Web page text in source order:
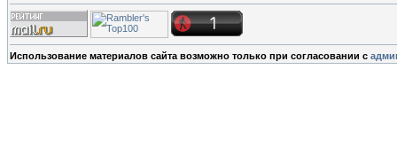
Использование материалов сайта возможно только при согласовании с